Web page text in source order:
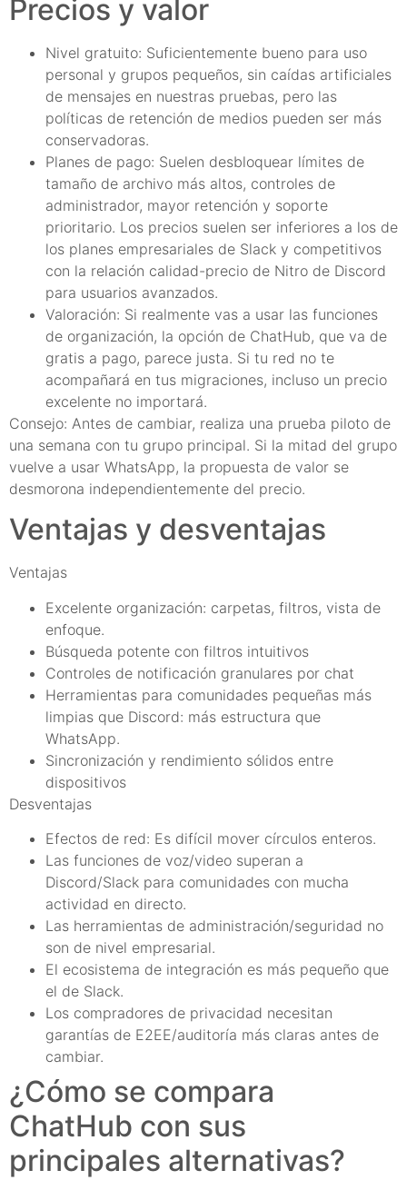
Precios y valor
Nivel gratuito: Suficientemente bueno para uso
personal y grupos pequeños, sin caídas artificiales
de mensajes en nuestras pruebas, pero las
políticas de retención de medios pueden ser más
conservadoras.
Planes de pago: Suelen desbloquear límites de
tamaño de archivo más altos, controles de
administrador, mayor retención y soporte
prioritario. Los precios suelen ser inferiores a los de
los planes empresariales de Slack y competitivos
con la relación calidad-precio de Nitro de Discord
para usuarios avanzados.
Valoración: Si realmente vas a usar las funciones
de organización, la opción de ChatHub, que va de
gratis a pago, parece justa. Si tu red no te
acompañará en tus migraciones, incluso un precio
excelente no importará.
Consejo: Antes de cambiar, realiza una prueba piloto de
una semana con tu grupo principal. Si la mitad del grupo
vuelve a usar WhatsApp, la propuesta de valor se
desmorona independientemente del precio.
Ventajas y desventajas
Ventajas
Excelente organización: carpetas, filtros, vista de
enfoque.
Búsqueda potente con filtros intuitivos
Controles de notificación granulares por chat
Herramientas para comunidades pequeñas más
limpias que Discord: más estructura que
WhatsApp.
Sincronización y rendimiento sólidos entre
dispositivos
Desventajas
Efectos de red: Es difícil mover círculos enteros.
Las funciones de voz/video superan a
Discord/Slack para comunidades con mucha
actividad en directo.
Las herramientas de administración/seguridad no
son de nivel empresarial.
El ecosistema de integración es más pequeño que
el de Slack.
Los compradores de privacidad necesitan
garantías de E2EE/auditoría más claras antes de
cambiar.
¿Cómo se compara
ChatHub con sus
principales alternativas?